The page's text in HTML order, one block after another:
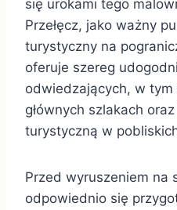
się urokami tego
Przełęcz, jako ważny
turystyczny na
oferuje szereg
odwiedzających, w
głównych szlakach
turystyczną w
Przed wyruszeniem na
odpowiednio się